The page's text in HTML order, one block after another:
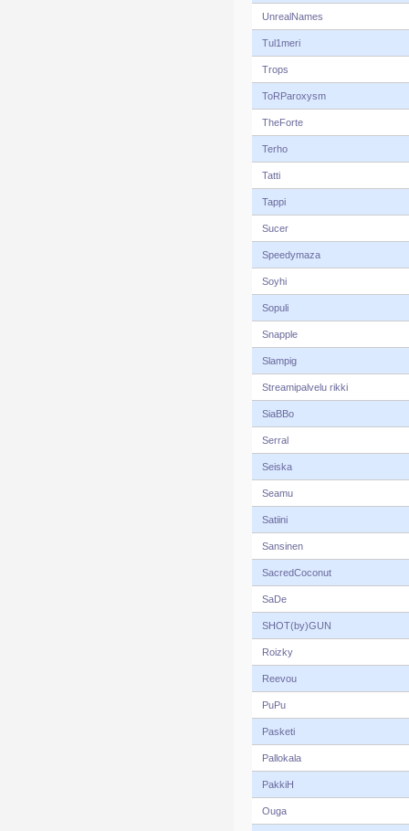
UnrealNames
Tul1meri
Trops
ToRParoxysm
TheForte
Terho
Tatti
Tappi
Sucer
Speedymaza
Soyhi
Sopuli
Snapple
Slampig
Streamipalvelu rikki
SiaBBo
Serral
Seiska
Seamu
Satiini
Sansinen
SacredCoconut
SaDe
SHOT(by)GUN
Roizky
Reevou
PuPu
Pasketi
Pallokala
PakkiH
Ouga